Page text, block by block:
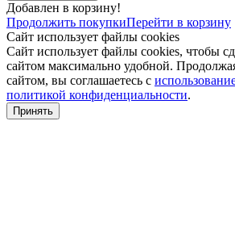
Добавлен в корзину!
Продолжить покупкиПерейти в корзину
Сайт использует файлы cookies
Сайт использует файлы cookies, чтобы
сайтом максимально удобной.
сайтом, вы соглашаетесь с
политикой конфиденциальности.
Принять